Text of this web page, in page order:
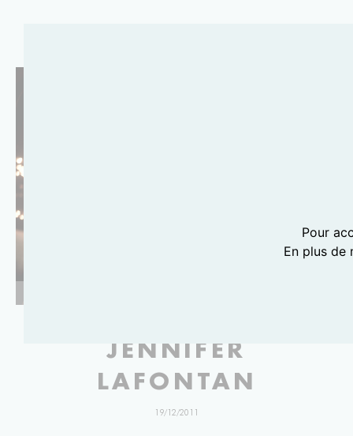
JENNIFER
LAFONTAN
19/12/2011
Pour
En plus de